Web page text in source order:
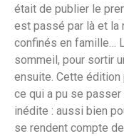
était de publier le
est passé par là et
confinés en famille…
sommeil, pour sortir
ensuite. Cette
ce qui a pu se
inédite : aussi bien
se rendent compte